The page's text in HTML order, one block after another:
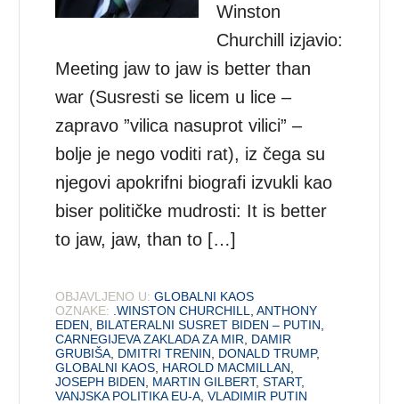
Winston
Churchill izjavio:
Meeting jaw to jaw is better than
war (Susresti se licem u lice –
zapravo ”vilica nasuprot vilici” –
bolje je nego voditi rat), iz čega su
njegovi apokrifni biografi izvukli kao
biser političke mudrosti: It is better
to jaw, jaw, than to […]
OBJAVLJENO U: GLOBALNI KAOS
OZNAKE: .WINSTON CHURCHILL ,ANTHONY
EDEN
BILATERALNI SUSRET BIDEN – PUTIN
CARNEGIJEVA ZAKLADA ZA MIR
DAMIR
GRUBIŠA DMITRI TRENIN DONALD TRUMP,
GLOBALNI KAOS HAROLD MACMILLAN
JOSEPH BIDEN
MARTIN GILBERT,START,
VANJSKA POLITIKA EU-A ,VLADIMIR PUTIN